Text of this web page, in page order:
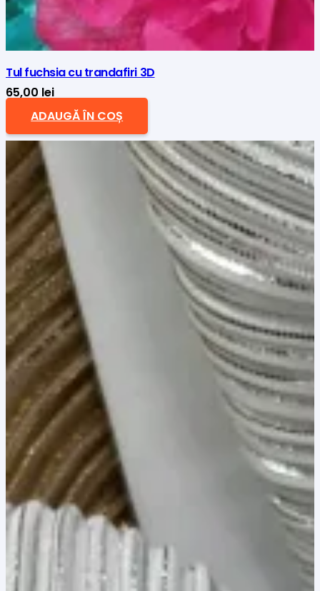
Tul fuchsia cu trandafiri 3D
65,00 lei
ADAUGĂ ÎN COȘ